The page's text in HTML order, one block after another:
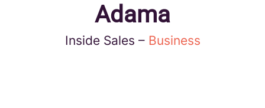
Adama
Inside Sales – Business